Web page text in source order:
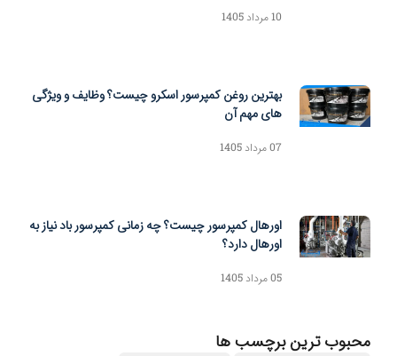
10 مرداد 1405
بهترین روغن کمپرسور اسکرو چیست؟ وظایف و ویژگی
های مهم آن
07 مرداد 1405
اورهال کمپرسور چیست؟ چه زمانی کمپرسور باد نیاز به
اورهال دارد؟
05 مرداد 1405
محبوب ترین برچسب ها